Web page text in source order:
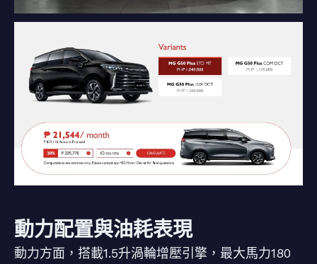
動力配置與油耗表現
動力方面，搭載1.5升渦輪增壓引擎，最大馬力180